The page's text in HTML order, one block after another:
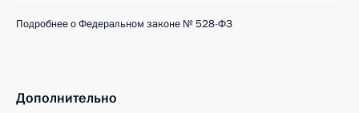
Подробнее о Федеральном законе № 528-ФЗ
Дополнительно